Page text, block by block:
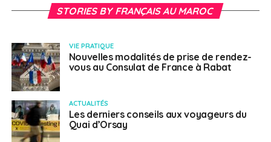
STORIES BY FRANÇAIS AU MAROC
VIE PRATIQUE
Nouvelles modalités de prise de rendez-
vous au Consulat de France à Rabat
ACTUALITÉS
Les derniers conseils aux voyageurs du
Quai d’Orsay